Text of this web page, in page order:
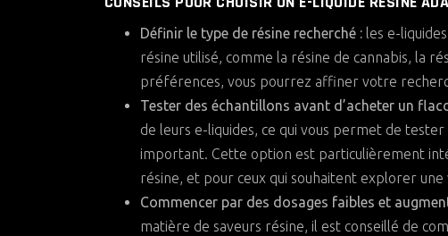
Définir le type de résine recherché : les e-
résine utilisé, comme la résine de cannabis, la
préférences, vous pourrez affiner votre
Tester des échantillons avant d’acheter un
de leurs e-liquides, ce qui vous permet de
important. Cette option est particulièrement
résine, et pour ceux qui souhaitent explorer
Commencer par des dosages faibles et
matière de saveurs résine, il est conseillé de